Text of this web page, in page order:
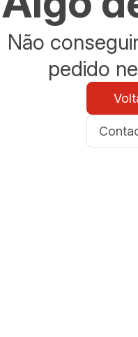
Não
pedido